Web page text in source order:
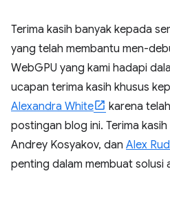
Terima kasih banyak kepada
yang telah membantu men-
WebGPU yang kami hadapi
ucapan terima kasih khusus
Alexandra White
karena
postingan blog ini. Terima
Andrey Kosyakov, dan Alex
penting dalam membuat solusi